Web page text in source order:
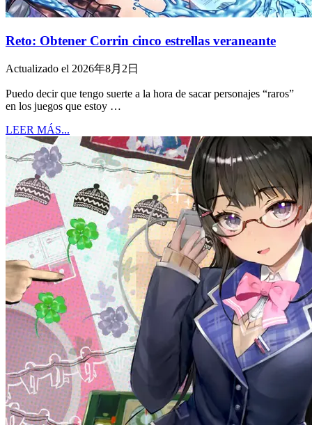
Reto: Obtener Corrin cinco estrellas veraneante
Actualizado el 2026年8月2日
Puedo decir que tengo suerte a la hora de sacar personajes “raros”
en los juegos que estoy …
LEER MÁS...